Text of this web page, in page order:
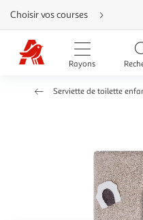
Aller
directement
au
contenu
Aller
directement
Aller
Choisir vos courses
Rayons
Serviette de toilette